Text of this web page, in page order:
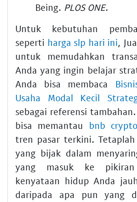
Being. PLOS ONE.
Untuk kebutuhan
seperti harga slp hari ini,
untuk memudahkan
Anda yang ingin belajar
Anda bisa membaca
Usaha Modal Kecil
sebagai referensi
bisa memantau bnb crypto
tren pasar terkini.
yang bijak dalam
yang masuk ke
kenyataan hidup Anda
daripada apa pun yang